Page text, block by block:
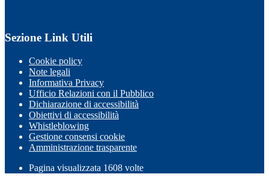
Sezione Link Utili
Cookie policy
Note legali
Informativa Privacy
Ufficio Relazioni con il Pubblico
Dichiarazione di accessibilità
Obiettivi di accessibilità
Whistleblowing
Gestione consensi cookie
Amministrazione trasparente
Pagina visualizzata 1608 volte